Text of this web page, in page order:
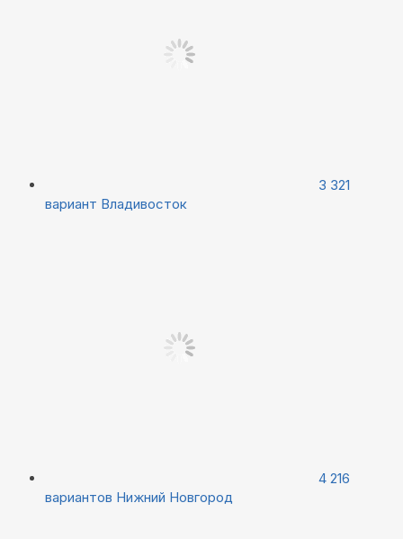
3 321
вариант Владивосток
4 216
вариантов Нижний Новгород